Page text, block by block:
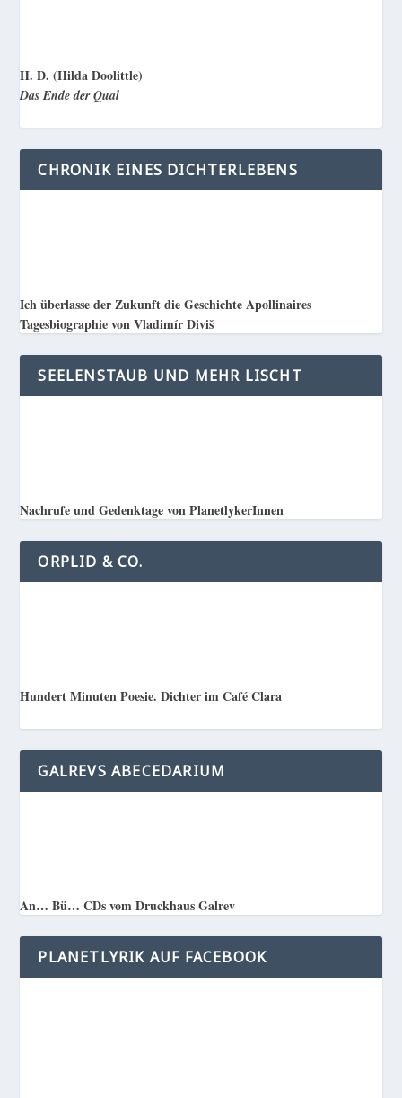
H. D. (Hilda Doolittle)
Das Ende der Qual
CHRONIK EINES DICHTERLEBENS
Ich überlasse der Zukunft die Geschichte Apollinaires
Tagesbiographie von Vladimír Diviš
SEELENSTAUB UND MEHR LISCHT
Nachrufe und Gedenktage von PlanetlykerInnen
ORPLID & CO.
Hundert Minuten Poesie. Dichter im Café Clara
GALREVS ABECEDARIUM
An… Bü… CDs vom Druckhaus Galrev
PLANETLYRIK AUF FACEBOOK